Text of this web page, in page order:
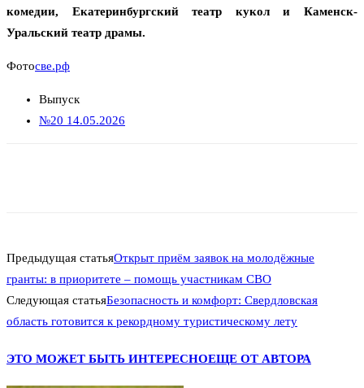
комедии, Екатеринбургский театр кукол и Каменск-
Уральский театр драмы.
Фотосве.рф
Выпуск
№20 14.05.2026
Предыдущая статьяОткрыт приём заявок на молодёжные
гранты: в приоритете – помощь участникам СВО
Следующая статьяБезопасность и комфорт: Свердловская
область готовится к рекордному туристическому лету
ЭТО МОЖЕТ БЫТЬ ИНТЕРЕСНОЕЩЕ ОТ АВТОРА